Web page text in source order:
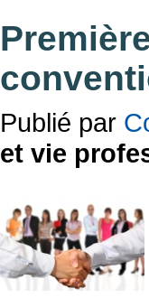
Publié par
et vie